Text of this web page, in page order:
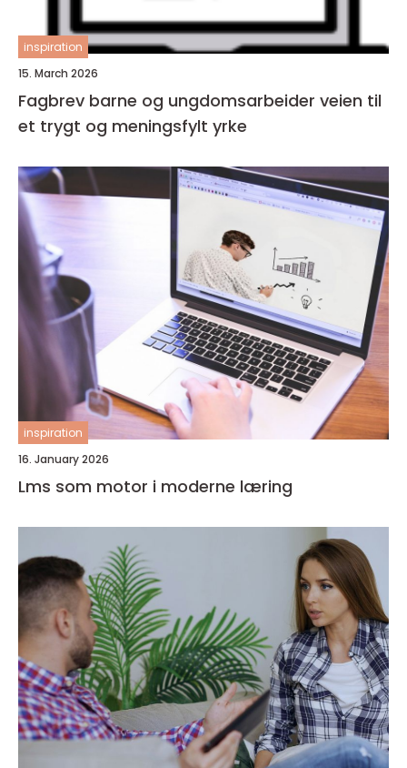
inspiration
15. March 2026
Fagbrev barne og ungdomsarbeider veien til
et trygt og meningsfylt yrke
inspiration
16. January 2026
Lms som motor i moderne læring